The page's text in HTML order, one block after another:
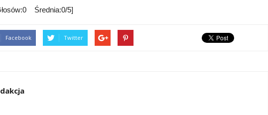
Średnia:0/5]
Facebook Twitter